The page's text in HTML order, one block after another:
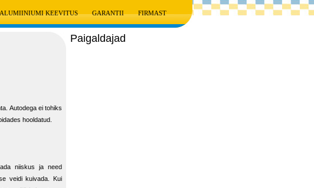
ALUMIINIUMI KEEVITUS GARANTII FIRMAST
Autodega ei tohiks
hooldatud.
niiskus ja need
veidi kuivada. Kui
Paigaldajad